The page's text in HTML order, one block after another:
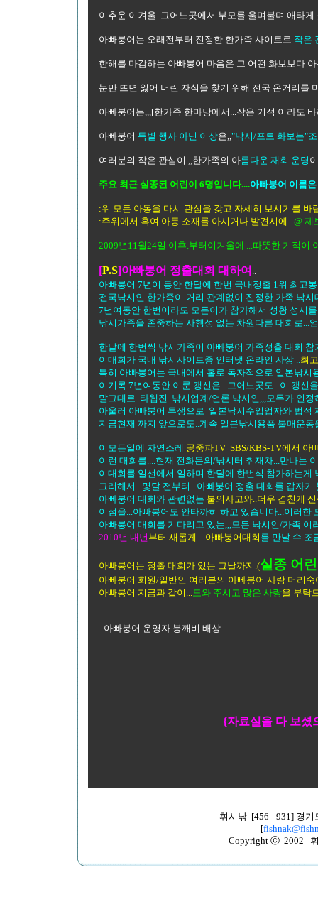
이추운 이겨울 그어느곳에서 부모를 울며불며 애타게
아빠붕어는 오래전부터 진정한 한가족 사이트로 작은
한해를 마감하는 아빠붕어 마음은 그 어떤 화보보다
눈만 뜨면 잃어 버린 자식을 찾기 위해 전국 온거리를
아빠붕어는,,,[한가족 한마당에서...작은 기적 이라도
아빠붕어 특별 행사 아닌 이상은,,"낚시/포토 화보는"
여러분의 작은 관심이 ,,한가족의 아름다운 재회 운명
주요 최근 실종된 어린이 6명입니다....아빠붕어 이름
:위 모든 아동을 다시 관심을 갖고 자세히 보시기를 바
:주위에서 혹여 아동 소재를 아시거나 발견시에...@ 제
2009년11월24일 이후.부터이겨울에 ...따뜻한 기적이
[P.S]아빠붕어 정출대회 대하여 ..
아빠붕어 7년여 동안 한달에 한번 국내정출 1위 최고
전국낚시인 한가족이 거리 관계없이 진정한 가족 낚
7년여동안 한번이라도 모든이가 참가해서 성황 성시
낚시가족을 존중하는 사행성 없는 차원다른 대회로...
한달에 한번씩 낚시가족이 아빠붕어 가족정출 대회
이대회가 국내 낚시사이트중 인터냇 온라인 사상 ..최
특히 아빠붕어는 국내에서 홀로 독자적으로 일본낚
이기록 7년여동안 이룬 갱신은...그어느곳도...이 갱신
말그대로..타웹진..낚시업계/언론 낚시인,,,모두가 인
아울러 아빠붕어 투쟁으로 일본낚시수입업자와 법적
지금현재 까지 앞으로도..계속 일본낚시용품 불매운동
이모든일에 자연스레 공중파TV SBS/KBS-TV에서 아
이런 대회를....현재 전화문의/낚시터 취재차...만나는
이대회를 일선에서 일하며 한달에 한번식 참가하는
그러해서...몇달 전부터...아빠붕어 정출 대회를 갑자
아빠붕어 대회와 관련없는 불의사고와..더우 겹친게
이점을...아빠붕어도 안타까히 하고 있습니다...이러한
아빠붕어 대회를 기다리고 있는,,,모든 낚시인/가족 여
2010년 내년 부터 새롭게....아빠붕어대회 를 만날 수 조
아빠붕어는 정출 대회가 있는 그날까지.(실종 어
아빠붕어 회원/일반인 여러분의 아빠붕어 사랑 머리
아빠붕어 지금과 같이...도와 주시고 많은 사랑을 부탁
-아빠붕어 운영자 붕깨비 배상 -
{자료실을 다 보셨
휘시낚 [456 - 931] 경
[
Copyright ⓒ 2002